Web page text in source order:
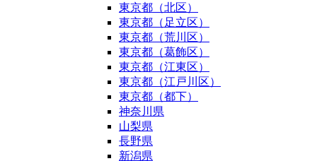
東京都（北区）
東京都（足立区）
東京都（荒川区）
東京都（葛飾区）
東京都（江東区）
東京都（江戸川区）
東京都（都下）
神奈川県
山梨県
長野県
新潟県